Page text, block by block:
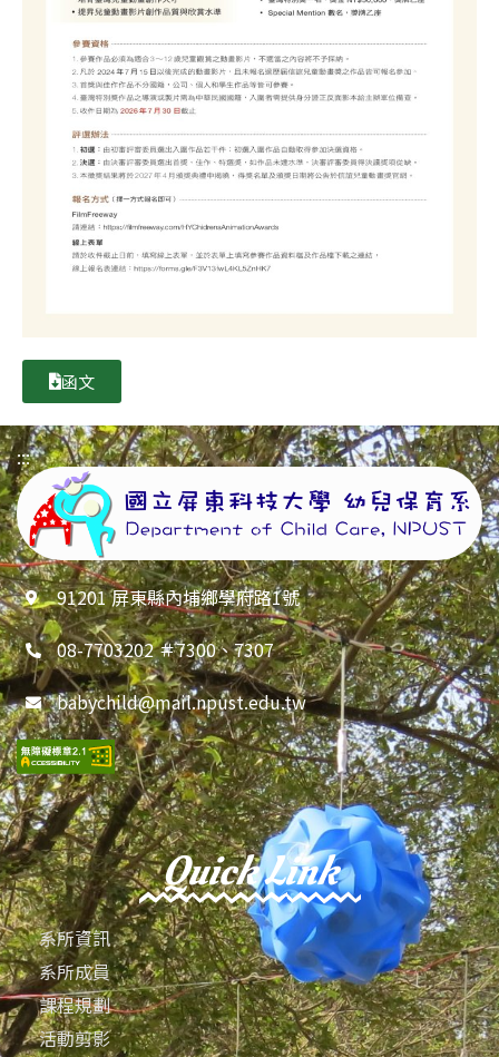
函文
:::
91201 屏東縣內埔鄉學府路1號
08-7703202 ＃7300、7307
babychild@mail.npust.edu.tw
Quick Link
系所資訊
系所成員
課程規劃
活動剪影